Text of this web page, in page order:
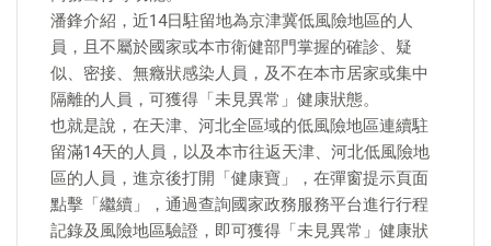
潘鋒介紹，近14日駐留地為京津冀低風險地區的人
員，且不屬於國家或本市衛健部門掌握的確診、疑
似、密接、無癥狀感染人員，及不在本市居家或集中
隔離的人員，可獲得「未見異常」健康狀態。
也就是說，在天津、河北全區域的低風險地區連續駐
留滿14天的人員，以及本市往返天津、河北低風險地
區的人員，進京後打開「健康寶」，在彈窗提示頁面
點擊「繼續」，通過查詢國家政務服務平台進行行程
記錄及風險地區驗證，即可獲得「未見異常」健康狀